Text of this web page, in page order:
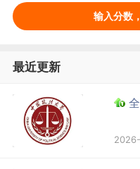
输入分数
最近更新